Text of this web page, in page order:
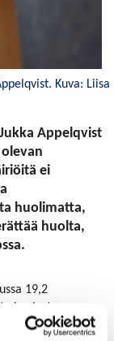
Kuva: Liisa
Appelqvist
ei
huolimatta,
huolta,
19,2
kuulostava